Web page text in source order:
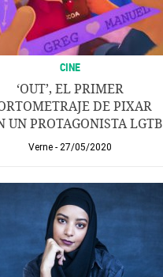
CINE
‘OUT’, EL PRIMER
DE PIXAR
UN PROTAGONISTA LGTB
Verne 27/05/2020